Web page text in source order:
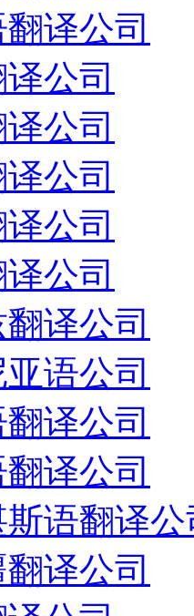
译公司
公司
公司
公司
公司
公司
译公司
语公司
译公司
译公司
语翻译公
译公司